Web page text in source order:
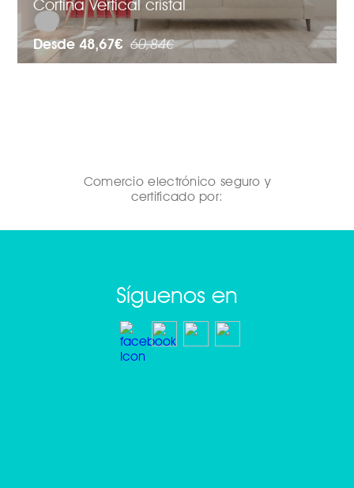
Cortina Vertical cristal
Desde 48,67€60,84€
Comercio electrónico seguro y
certificado por:
Síguenos en